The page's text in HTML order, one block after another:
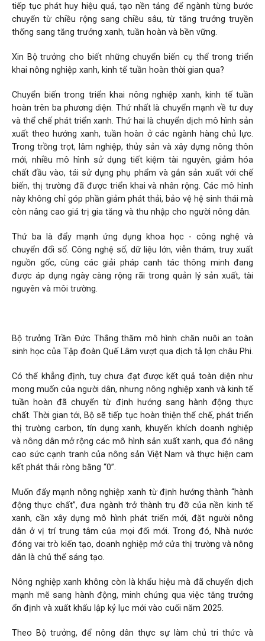
tiếp tục phát huy hiệu quả, tạo nền tảng để ngành từng bước
chuyển từ chiều rộng sang chiều sâu, từ tăng trưởng truyền
thống sang tăng trưởng xanh, tuần hoàn và bền vững.
Xin Bộ trưởng cho biết những chuyển biến cụ thể trong triển
khai nông nghiệp xanh, kinh tế tuần hoàn thời gian qua?
Chuyển biến trong triển khai nông nghiệp xanh, kinh tế tuần
hoàn trên ba phương diện. Thứ nhất là chuyển mạnh về tư duy
và thể chế phát triển xanh. Thứ hai là chuyển dịch mô hình sản
xuất theo hướng xanh, tuần hoàn ở các ngành hàng chủ lực.
Trong trồng trọt, lâm nghiệp, thủy sản và xây dựng nông thôn
mới, nhiều mô hình sử dụng tiết kiệm tài nguyên, giảm hóa
chất đầu vào, tái sử dụng phụ phẩm và gắn sản xuất với chế
biến, thị trường đã được triển khai và nhân rộng. Các mô hình
này không chỉ góp phần giảm phát thải, bảo vệ hệ sinh thái mà
còn nâng cao giá trị gia tăng và thu nhập cho người nông dân.
Thứ ba là đẩy mạnh ứng dụng khoa học - công nghệ và
chuyển đổi số. Công nghệ số, dữ liệu lớn, viễn thám, truy xuất
nguồn gốc, cùng các giải pháp canh tác thông minh đang
được áp dụng ngày càng rộng rãi trong quản lý sản xuất, tài
nguyên và môi trường.
Bộ trưởng Trần Đức Thắng thăm mô hình chăn nuôi an toàn
sinh học của Tập đoàn Quế Lâm vượt qua dịch tả lợn châu Phi.
Có thể khẳng định, tuy chưa đạt được kết quả toàn diện như
mong muốn của người dân, nhưng nông nghiệp xanh và kinh tế
tuần hoàn đã chuyển từ định hướng sang hành động thực
chất. Thời gian tới, Bộ sẽ tiếp tục hoàn thiện thể chế, phát triển
thị trường carbon, tín dụng xanh, khuyến khích doanh nghiệp
và nông dân mở rộng các mô hình sản xuất xanh, qua đó nâng
cao sức cạnh tranh của nông sản Việt Nam và thực hiện cam
kết phát thải ròng bằng “0”.
Muốn đẩy mạnh nông nghiệp xanh từ định hướng thành “hành
động thực chất”, đưa ngành trở thành trụ đỡ của nền kinh tế
xanh, cần xây dựng mô hình phát triển mới, đặt người nông
dân ở vị trí trung tâm của mọi đổi mới. Trong đó, Nhà nước
đóng vai trò kiến tạo, doanh nghiệp mở cửa thị trường và nông
dân là chủ thể sáng tạo.
Nông nghiệp xanh không còn là khẩu hiệu mà đã chuyển dịch
mạnh mẽ sang hành động, minh chứng qua việc tăng trưởng
ổn định và xuất khẩu lập kỷ lục mới vào cuối năm 2025.
Theo Bộ trưởng, để nông dân thực sự làm chủ tri thức và